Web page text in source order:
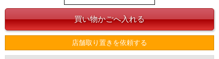
店舗取り置きを依頼する